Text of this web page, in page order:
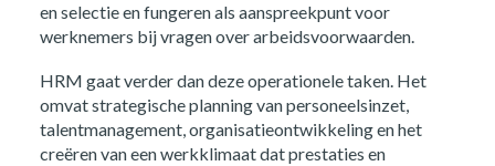
en selectie en fungeren als aanspreekpunt voor
werknemers bij vragen over arbeidsvoorwaarden.
HRM gaat verder dan deze operationele taken. Het
omvat strategische planning van personeelsinzet,
talentmanagement, organisatieontwikkeling en het
creëren van een werkklimaat dat prestaties en